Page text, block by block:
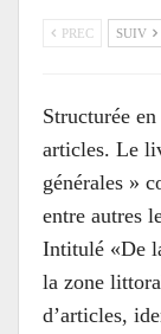
PREC SUIV
Structurée
articles. Le
générales »
entre autres
Intitulé «De
la zone
d’articles,